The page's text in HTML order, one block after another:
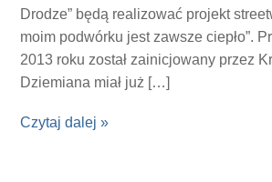
Drodze” będą realizować projekt
moim podwórku jest zawsze ciepło”.
2013 roku został zainicjowany przez
Dziemiana miał już […]
Czytaj dalej »